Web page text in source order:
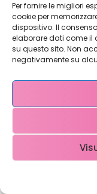
Per fornire le migliori
cookie per
dispositivo. Il
elaborare dati come il
su questo sito. Non
negativamente su